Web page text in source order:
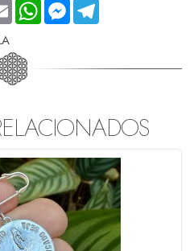
WHATSAPPMESSENGER
TELEGRAM